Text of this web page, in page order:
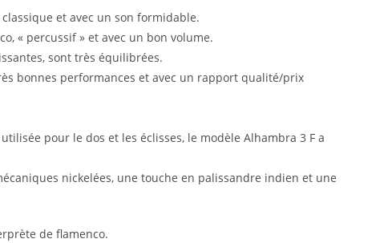
et avec un son formidable.
« percussif » et avec un bon volume.
sont très équilibrées.
bonnes performances et avec un rapport qualité/prix
pour le dos et les éclisses, le modèle Alhambra 3 F a
nickelées, une touche en palissandre indien et une
de flamenco.